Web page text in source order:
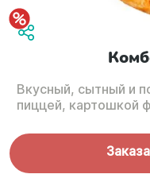
Вкусный, сытный и
пиццей, картошкой